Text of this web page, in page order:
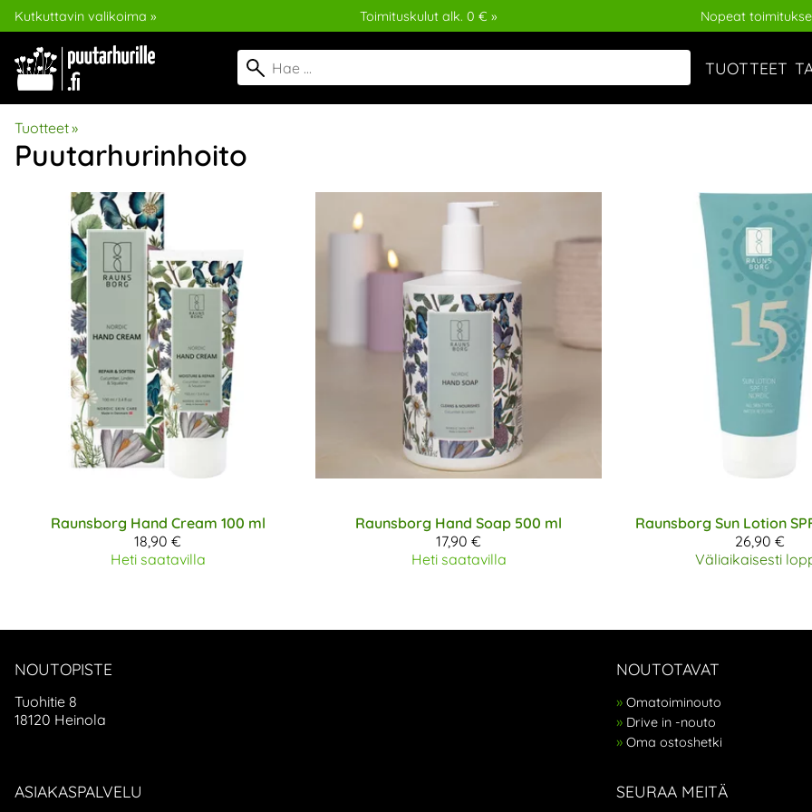
Kutkuttavin valikoima » Toimituskulut alk. 0 € » Nopeat
TUOTTEET
Tuotteet‪»
Puutarhurinhoito
Raunsborg Hand Cream 100 ml
18,90 €
Heti saatavilla
Raunsborg Hand Soap 500 ml
17,90 €
Heti saatavilla
Raunsborg Sun Lotion
26,90 €
Väliaikaisesti
NOUTOPISTE
Tuohitie 8
18120 Heinola
NOUTOTAVAT
Omatoiminouto
Drive in -nouto
Oma ostoshetki
ASIAKASPALVELU SEURAA MEITÄ